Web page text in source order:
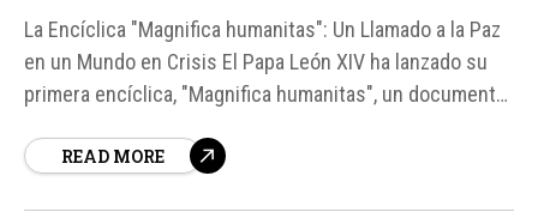
La Encíclica "Magnifica humanitas": Un Llamado a la Paz
en un Mundo en Crisis El Papa León XIV ha lanzado su
primera encíclica, "Magnifica humanitas", un documento
cada vez más complejo y peligroso.
READ MORE